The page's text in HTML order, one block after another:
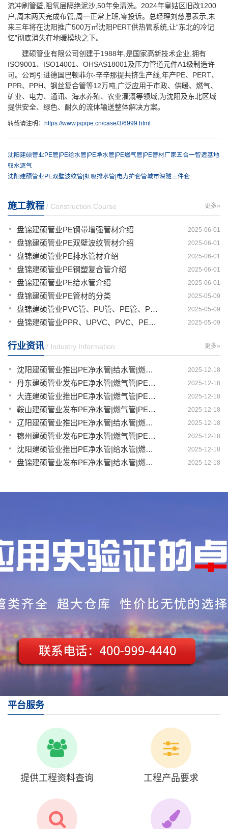
流冲刷管壁,阻氧层隔绝泥沙,50年免清洗。2024年皇姑区旧改1200
户,周末两天完成布管,周一正常上班,零投诉。总经理刘慈恩表示,未
来三年将在沈阳推广500万㎡沈阳PERT供热管系统,让“东北的冷记
忆”彻底消失在地暖模块之下。
建硕管业有限公司创建于1988年,是国家高新技术企业,拥有
ISO9001、ISO14001、OHSAS18001及压力管道元件A1级制造许
可。公司引进德国巴顿菲尔-辛辛那提共挤生产线,年产PE、PERT、
PPR、PPH、钢丝复合管等12万吨,广泛应用于市政、供暖、燃气、
矿业、电力、通讯、海水养殖、农业灌溉等领域,为沈阳及东北区域
提供安全、绿色、耐久的流体输送整体解决方案。
转载请注明： https://www.jspipe.cn/case/3/6999.html
沈阳建硕管业PE管|PE给水管|PE净水管|PE燃气管|PE管材厂家五合一智造基地
驭水逐气
沈阳建硕管业PE双壁波纹管|虹吸排水管|电力护套管城市深隧三件套
更多»
施工教程 / Construction Course
2025-06-01
盘锦建硕管业PE钢带增强管材介绍
2025-06-01
盘锦建硕管业PE双壁波纹管材介绍
2025-06-01
盘锦建硕管业PE排水管材介绍
2025-06-01
盘锦建硕管业PE钢塑复合管介绍
2025-06-01
盘锦建硕管业PE给水管介绍
2025-05-09
盘锦建硕管业PE管材的分类
2025-05-09
盘锦建硕管业PVC管、PU管、PE管、PP管有那些区别
2025-05-09
盘锦建硕管业PPR、UPVC、PVC、PERT、PE、HDPE塑料管材详解
更多»
行业资讯 / Industry Information
2025-12-18
沈阳建硕管业推出PE净水管|给水管|燃气管|PERT供热管|电力护套管一体化智造解决方案
2025-12-18
丹东建硕管业发布PE净水管|燃气管|PERT供热管|电力护套管|农田灌溉管智能生产新范式
2025-12-18
大连建硕管业推出PE净水管|燃气管|PERT供热管|电力护套管|农田灌溉管融合智造新生态
2025-12-18
鞍山建硕管业发布PE净水管|燃气管|PERT供热管|电力护套管|农田灌溉管全链路应用新方案
2025-12-18
辽阳建硕管业推出PE净水管|给水管|燃气管|PERT供热管|电力护套管多维融合智造平台
2025-12-18
锦州建硕管业发布PE净水管|燃气管|PERT供热管|电力护套管|农田灌溉管智慧应用生态体系
2025-12-18
沈阳建硕管业推出PE净水管|给水管|燃气管|PERT供热管|电力护套管一体化智造方案
2025-12-18
盘锦建硕管业发布PE净水管|给水管|燃气管|PERT供热管|电力护套管智慧生产新范式
平台服务
提供工程资料查询 工程产品要求